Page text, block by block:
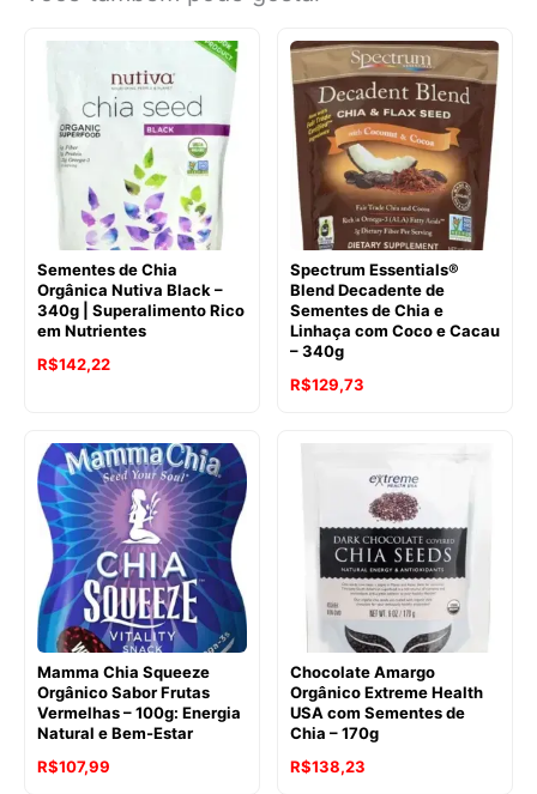
Sementes de Chia
Orgânica Nutiva Black –
340g | Superalimento Rico
em Nutrientes
O
era:
R$177,03.
R$142,22O
é:
R$142,22.
Spectrum Essentials®
Blend Decadente de
Sementes de Chia e
Linhaça com Coco e Cacau
– 340g
R$129,73
Mamma Chia Squeeze
Orgânico Sabor Frutas
Vermelhas – 100g: Energia
Natural e Bem-Estar
O
R$107,99
Chocolate Amargo
Orgânico Extreme Health
USA com Sementes de
Chia – 170g
O
R$138,23